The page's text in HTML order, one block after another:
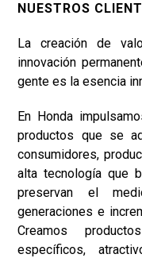
NUESTROS
La creación de
innovación
gente es la esencia
En Honda
productos que se
consumidores,
alta tecnología que
preservan el
generaciones e
Creamos
específicos,